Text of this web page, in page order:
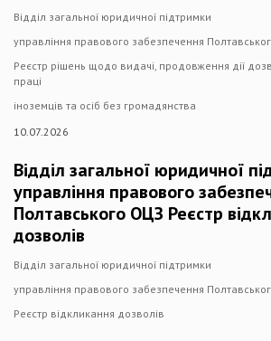
Відділ загальної юридичної підтримки
управління правового забезпечення
Реєстр рішень щодо видачі, продовження дії
праці
іноземців та осіб без громадянства
10.07.2026
Відділ загальної юридичної
управління правового
Полтавського ОЦЗ Реєстр
дозволів
Відділ загальної юридичної підтримки
управління правового забезпечення
Реєстр відкликання дозволів